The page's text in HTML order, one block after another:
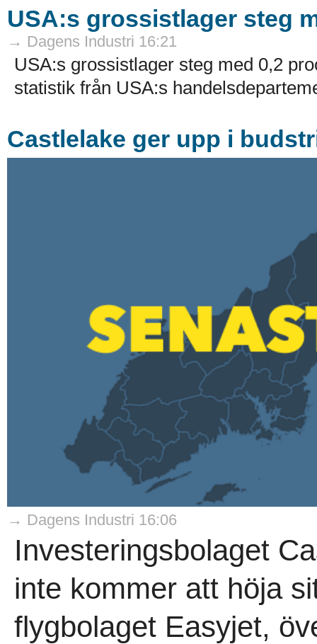
USA:s grossistlager steg
→ Dagens Industri 16:21
USA:s grossistlager steg med 0,2
statistik från USA:s
Castlelake ger upp i
→ Dagens Industri 16:06
Investeringsbolaget
inte kommer att höja
flygbolaget Easyjet,